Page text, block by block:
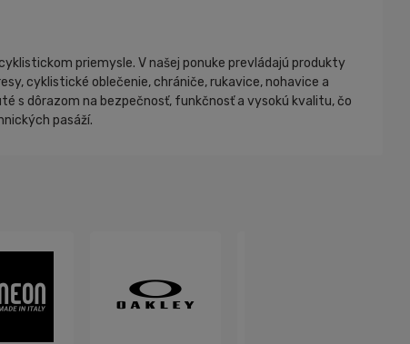
priemysle. V našej ponuke prevládajú produkty
cyklistické oblečenie, chrániče, rukavice, nohavice a
s dôrazom na bezpečnosť, funkčnosť a vysokú kvalitu, čo
pasáží.